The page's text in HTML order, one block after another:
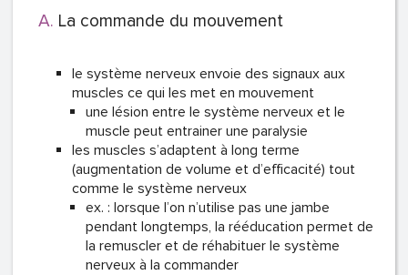
La commande du mouvement
le système nerveux envoie des signaux aux
muscles ce qui les met en mouvement
une lésion entre le système nerveux et le
muscle peut entrainer une paralysie
les muscles s’adaptent à long terme
(augmentation de volume et d’efficacité) tout
comme le système nerveux
ex. : lorsque l’on n’utilise pas une jambe
pendant longtemps, la rééducation permet de
la remuscler et de réhabituer le système
nerveux à la commander